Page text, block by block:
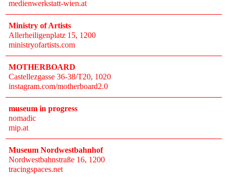
medienwerkstatt-wien.at
Ministry of Artists
Allerheiligenplatz 15, 1200
ministryofartists.com
MOTHERBOARD
Castellezgasse 36-38/T20, 1020
instagram.com/motherboard2.0
museum in progress
nomadic
mip.at
Museum Nordwestbahnhof
Nordwestbahnstraße 16, 1200
tracingspaces.net